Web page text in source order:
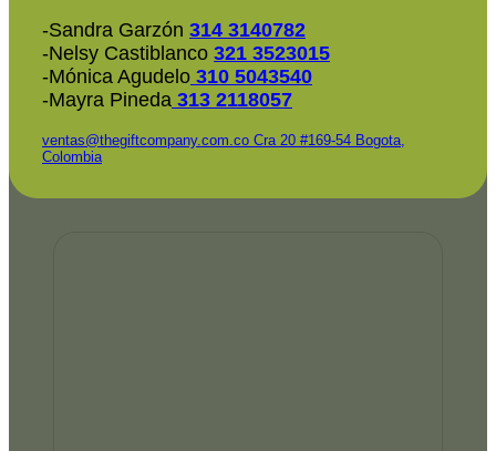
-Sandra Garzón 314 3140782
-Nelsy Castiblanco 321 3523015
-Mónica Agudelo 310 5043540
-Mayra Pineda 313 2118057
ventas@thegiftcompany.com.co Cra 20 #169-54 Bogota,
Colombia